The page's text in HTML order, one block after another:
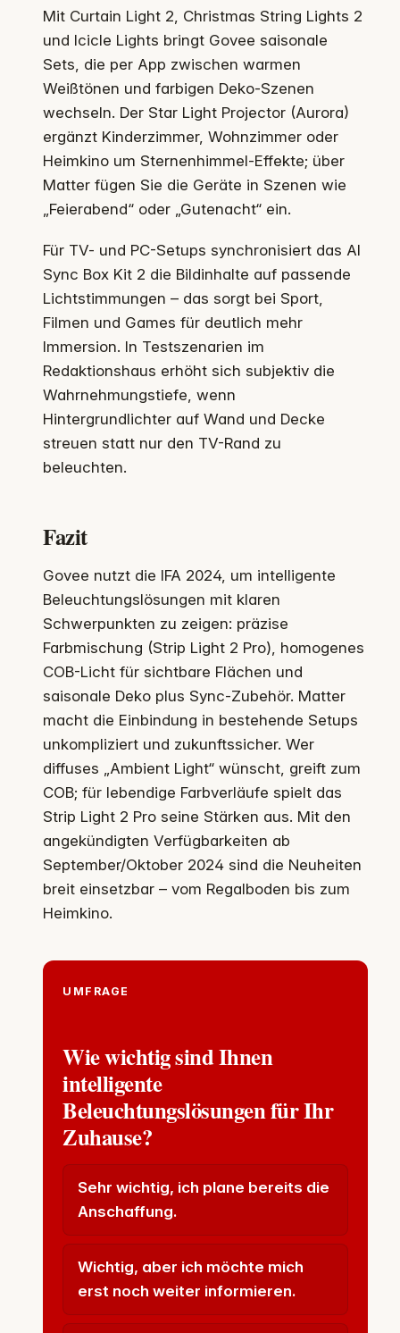
Mit Curtain Light 2, Christmas String Lights 2
und Icicle Lights bringt Govee saisonale
Sets, die per App zwischen warmen
Weißtönen und farbigen Deko-Szenen
wechseln. Der Star Light Projector (Aurora)
ergänzt Kinderzimmer, Wohnzimmer oder
Heimkino um Sternenhimmel-Effekte; über
Matter fügen Sie die Geräte in Szenen wie
„Feierabend“ oder „Gutenacht“ ein.
Für TV- und PC-Setups synchronisiert das AI
Sync Box Kit 2 die Bildinhalte auf passende
Lichtstimmungen – das sorgt bei Sport,
Filmen und Games für deutlich mehr
Immersion. In Testszenarien im
Redaktionshaus erhöht sich subjektiv die
Wahrnehmungstiefe, wenn
Hintergrundlichter auf Wand und Decke
streuen statt nur den TV-Rand zu
beleuchten.
Fazit
Govee nutzt die IFA 2024, um intelligente
Beleuchtungslösungen mit klaren
Schwerpunkten zu zeigen: präzise
Farbmischung (Strip Light 2 Pro), homogenes
COB-Licht für sichtbare Flächen und
saisonale Deko plus Sync-Zubehör. Matter
macht die Einbindung in bestehende Setups
unkompliziert und zukunftssicher. Wer
diffuses „Ambient Light“ wünscht, greift zum
COB; für lebendige Farbverläufe spielt das
Strip Light 2 Pro seine Stärken aus. Mit den
angekündigten Verfügbarkeiten ab
September/Oktober 2024 sind die Neuheiten
breit einsetzbar – vom Regalboden bis zum
Heimkino.
UMFRAGE
Wie wichtig sind Ihnen
intelligente
Beleuchtungslösungen für Ihr
Zuhause?
Sehr wichtig, ich plane bereits die
Anschaffung.
Wichtig, aber ich möchte mich
erst noch weiter informieren.